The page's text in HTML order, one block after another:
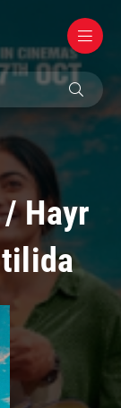
Hayr